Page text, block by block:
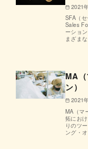
2021
SFA（
Sales
ーショ
まざま
MA
ン）
2021
MA（マ
拓にお
りのツ
ング・